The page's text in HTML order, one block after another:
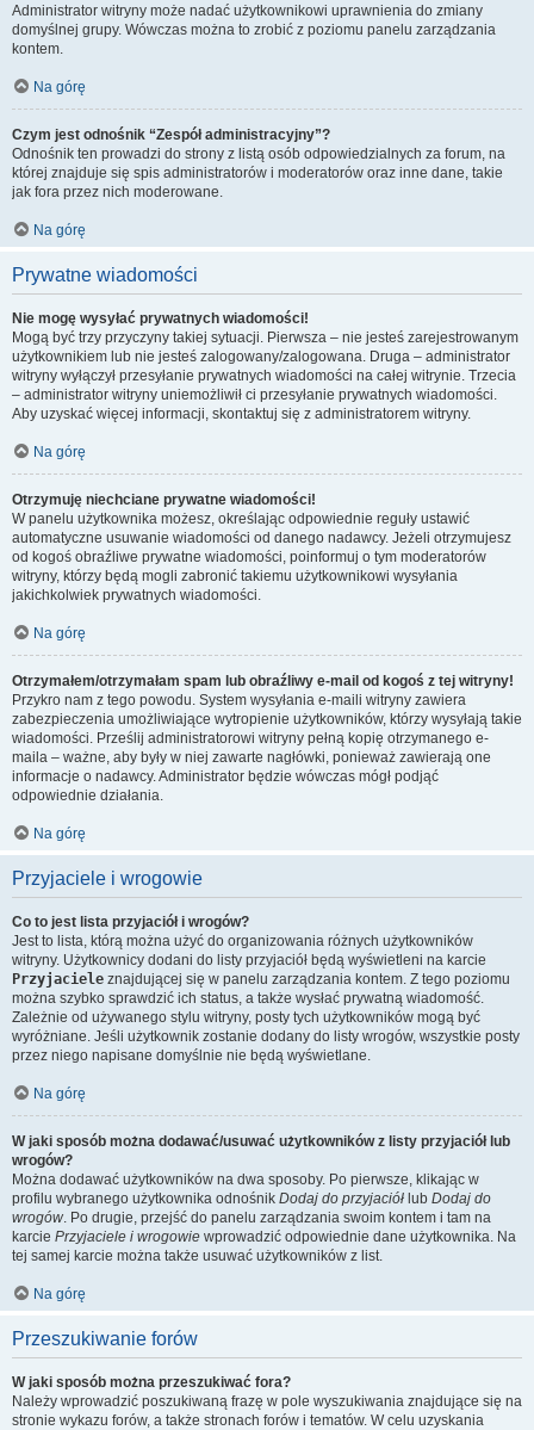
Administrator witryny może nadać użytkownikowi uprawnienia do zmiany
domyślnej grupy. Wówczas można to zrobić z poziomu panelu zarządzania
kontem.
Na górę
Czym jest odnośnik “Zespół administracyjny”?
Odnośnik ten prowadzi do strony z listą osób odpowiedzialnych za forum, na
której znajduje się spis administratorów i moderatorów oraz inne dane, takie
jak fora przez nich moderowane.
Na górę
Prywatne wiadomości
Nie mogę wysyłać prywatnych wiadomości!
Mogą być trzy przyczyny takiej sytuacji. Pierwsza – nie jesteś zarejestrowanym
użytkownikiem lub nie jesteś zalogowany/zalogowana. Druga – administrator
witryny wyłączył przesyłanie prywatnych wiadomości na całej witrynie. Trzecia
– administrator witryny uniemożliwił ci przesyłanie prywatnych wiadomości.
Aby uzyskać więcej informacji, skontaktuj się z administratorem witryny.
Na górę
Otrzymuję niechciane prywatne wiadomości!
W panelu użytkownika możesz, określając odpowiednie reguły ustawić
automatyczne usuwanie wiadomości od danego nadawcy. Jeżeli otrzymujesz
od kogoś obraźliwe prywatne wiadomości, poinformuj o tym moderatorów
witryny, którzy będą mogli zabronić takiemu użytkownikowi wysyłania
jakichkolwiek prywatnych wiadomości.
Na górę
Otrzymałem/otrzymałam spam lub obraźliwy e-mail od kogoś z tej witryny!
Przykro nam z tego powodu. System wysyłania e-maili witryny zawiera
zabezpieczenia umożliwiające wytropienie użytkowników, którzy wysyłają takie
wiadomości. Prześlij administratorowi witryny pełną kopię otrzymanego e-
maila – ważne, aby były w niej zawarte nagłówki, ponieważ zawierają one
informacje o nadawcy. Administrator będzie wówczas mógł podjąć
odpowiednie działania.
Na górę
Przyjaciele i wrogowie
Co to jest lista przyjaciół i wrogów?
Jest to lista, którą można użyć do organizowania różnych użytkowników
witryny. Użytkownicy dodani do listy przyjaciół będą wyświetleni na karcie
Przyjaciele znajdującej się w panelu zarządzania kontem. Z tego poziomu
można szybko sprawdzić ich status, a także wysłać prywatną wiadomość.
Zależnie od używanego stylu witryny, posty tych użytkowników mogą być
wyróżniane. Jeśli użytkownik zostanie dodany do listy wrogów, wszystkie posty
przez niego napisane domyślnie nie będą wyświetlane.
Na górę
W jaki sposób można dodawać/usuwać użytkowników z listy przyjaciół lub
wrogów?
Można dodawać użytkowników na dwa sposoby. Po pierwsze, klikając w
profilu wybranego użytkownika odnośnik Dodaj do przyjaciół lub Dodaj do
wrogów. Po drugie, przejść do panelu zarządzania swoim kontem i tam na
karcie Przyjaciele i wrogowie wprowadzić odpowiednie dane użytkownika. Na
tej samej karcie można także usuwać użytkowników z list.
Na górę
Przeszukiwanie forów
W jaki sposób można przeszukiwać fora?
Należy wprowadzić poszukiwaną frazę w pole wyszukiwania znajdujące się na
stronie wykazu forów, a także stronach forów i tematów. W celu uzyskania